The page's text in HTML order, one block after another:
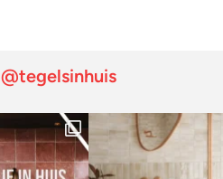
@tegelsinhuis